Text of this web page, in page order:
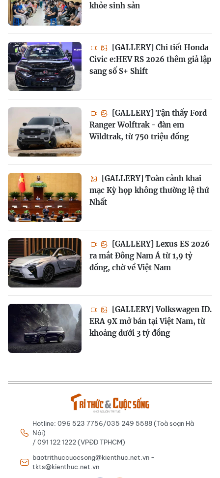
khỏe sinh sản
[GALLERY] Chi tiết Honda
Civic e:HEV RS 2026 thêm giả lập
sang số S+ Shift
[GALLERY] Tận thấy Ford
Ranger Wolftrak - đàn em
Wildtrak, từ 750 triệu đồng
[GALLERY] Toàn cảnh khai
mạc Kỳ họp không thường lệ thứ
Nhất
[GALLERY] Lexus ES 2026
ra mắt Đông Nam Á từ 1,9 tỷ
đồng, chờ về Việt Nam
[GALLERY] Volkswagen ID.
ERA 9X mở bán tại Việt Nam, từ
khoảng dưới 3 tỷ đồng
Hotline: 096 523 7756/035 249 5588 (Toà soạn Hà
Nội)
/ 091 122 1222 (VPĐD TPHCM)
baotrithuccuocsong@kienthuc.net.vn -
tkts@kienthuc.net.vn